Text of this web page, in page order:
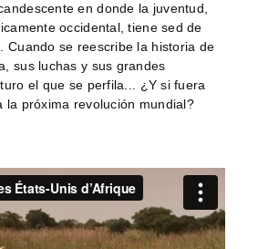
en donde la juventud,
occidental, tiene sed de
Cuando se reescribe la historia de
sus luchas y sus grandes
el que se perfila... ¿Y si fuera
la próxima revolución mundial?